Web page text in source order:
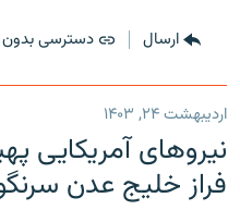
ارسال دسترسی
اردیبهشت ۲۴, ۱۴۰۳
نیروهای آمریکایی
فراز خلیج عدن